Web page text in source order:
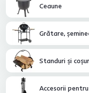
vor ajuta să vă relaxaţi
Ceaune
Grătare,
Standuri şi
Accesorii